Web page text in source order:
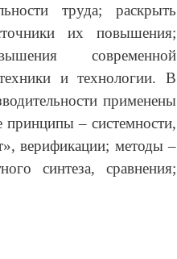
труда; раскрыть
их повышения;
современной
и технологии. В
применены
– системности,
верификации; методы –
синтеза, сравнения;